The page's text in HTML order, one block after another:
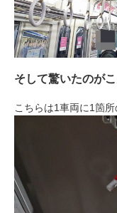
そして驚いたのが
こちらは1車両に1箇所